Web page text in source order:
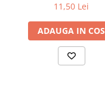
11,50 Lei
ADAUGA IN COS